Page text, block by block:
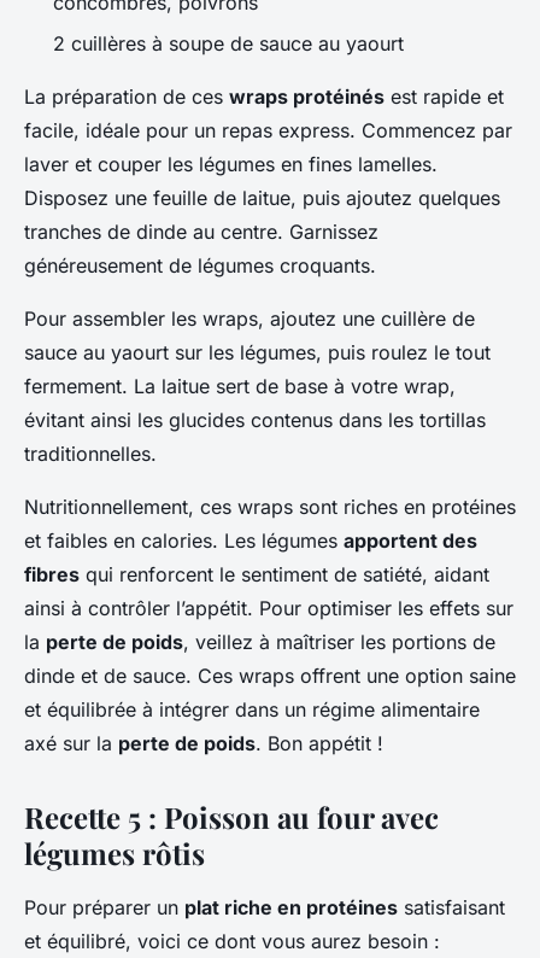
2 cuillères à soupe de sauce au yaourt
La préparation de ces wraps protéinés est rapide et
facile, idéale pour un repas express. Commencez par
laver et couper les légumes en fines lamelles.
Disposez une feuille de laitue, puis ajoutez quelques
tranches de dinde au centre. Garnissez
généreusement de légumes croquants.
Pour assembler les wraps, ajoutez une cuillère de
sauce au yaourt sur les légumes, puis roulez le tout
fermement. La laitue sert de base à votre wrap,
évitant ainsi les glucides contenus dans les tortillas
traditionnelles.
Nutritionnellement, ces wraps sont riches en protéines
et faibles en calories. Les légumes apportent des
fibres qui renforcent le sentiment de satiété, aidant
ainsi à contrôler l’appétit. Pour optimiser les effets sur
la perte de poids, veillez à maîtriser les portions de
dinde et de sauce. Ces wraps offrent une option saine
et équilibrée à intégrer dans un régime alimentaire
axé sur la perte de poids. Bon appétit !
Recette 5 : Poisson au four avec
légumes rôtis
Pour préparer un plat riche en protéines satisfaisant
et équilibré, voici ce dont vous aurez besoin :